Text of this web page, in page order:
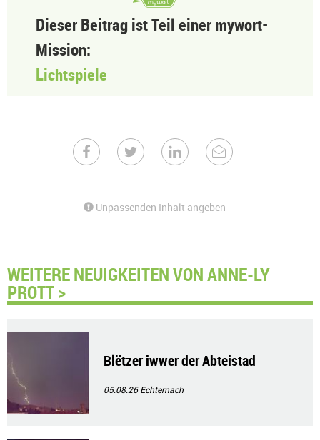
Dieser Beitrag ist Teil einer mywort-
Mission:
Lichtspiele
Unpassenden Inhalt angeben
WEITERE NEUIGKEITEN VON ANNE-LY
PROTT >
Blëtzer iwwer der Abteistad
05.08.26Echternach